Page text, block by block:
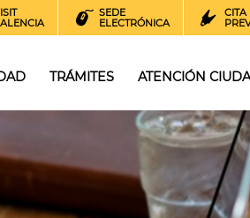
SEDE
ELECTRÓNICA
CITA
TRÁMITES ATENCIÓN